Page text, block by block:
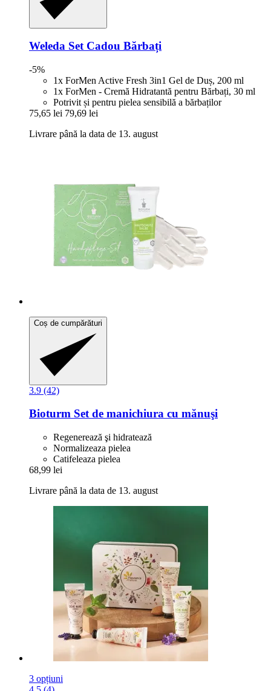
Weleda Set Cadou Bărbați
-5%
1x ForMen Active Fresh 3in1 Gel de Duș, 200 ml
1x ForMen - Cremă Hidratantă pentru Bărbați, 30 ml
Potrivit și pentru pielea sensibilă a bărbaților
75,65 lei 79,69 lei
Livrare până la data de 13. august
Coș de cumpărături
3.9 (42)
Bioturm Set de manichiura cu mănuşi
Regenerează şi hidratează
Normalizeaza pielea
Catifeleaza pielea
68,99 lei
Livrare până la data de 13. august
3 opțiuni